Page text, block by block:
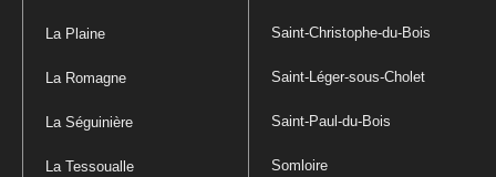
La Plaine
La Romagne
La Séguinière
La Tessoualle
Saint-Christophe-du-Bois
Saint-Léger-sous-Cholet
Saint-Paul-du-Bois
Somloire